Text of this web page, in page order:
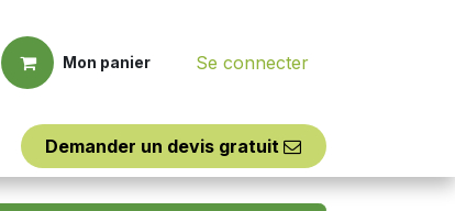
Mon panier Se connecter
Outillages Assistance
Demander un d​​evis ​​gratuit